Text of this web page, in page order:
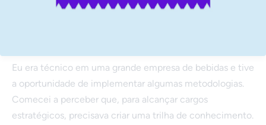
Eu era técnico em uma grande empresa de bebidas e tive
a oportunidade de implementar algumas metodologias.
Comecei a perceber que, para alcançar cargos
estratégicos, precisava criar uma trilha de conhecimento.